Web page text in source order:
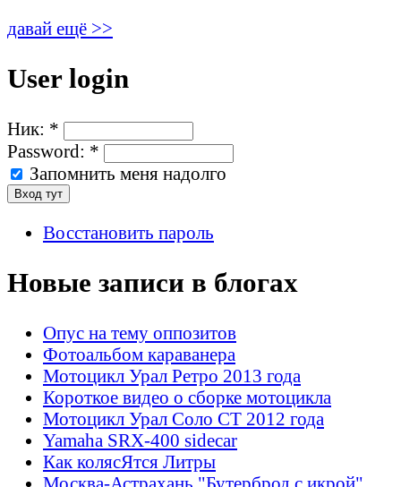
давай ещё >>
User login
Ник: *
Password: *
Запомнить меня надолго
Восстановить пароль
Новые записи в блогах
Опус на тему оппозитов
Фотоальбом караванера
Мотоцикл Урал Ретро 2013 года
Короткое видео о сборке мотоцикла
Мотоцикл Урал Соло СТ 2012 года
Yamaha SRX-400 sidecar
Как колясЯтся Литры
Москва-Астрахань "Бутерброд с икрой"